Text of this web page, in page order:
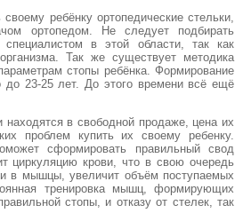
ребёнку ортопедические стельки,
ортопедом. Не следует подбирать
в этой области, так как
Так же существует методика
стопы ребёнка. Формирование
23-25 лет. До этого времени всё ещё
в свободной продаже, цена их
проблем купить их своему ребенку.
сформировать правильный свод
циркуляцию крови, что в свою очередь
в мышцы, увеличит объём поступаемых
тренировка мышц, формирующих
стопы, и отказу от стелек, так